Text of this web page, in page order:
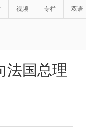
视频 专栏 双语
法国总理